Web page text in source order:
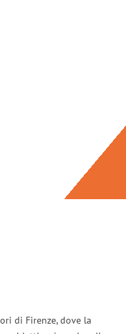
di Firenze, dove la